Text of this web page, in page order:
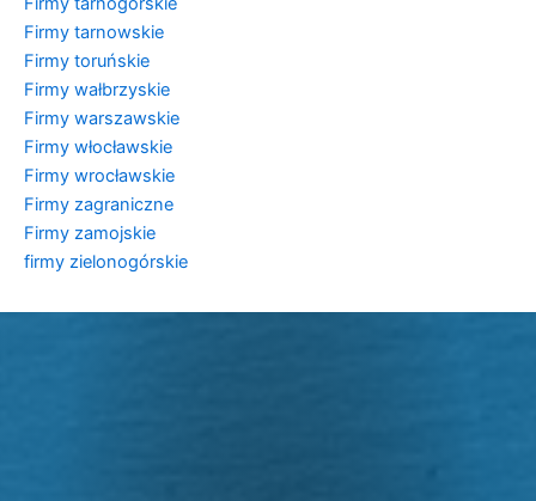
Firmy tarnowskie
Firmy toruńskie
Firmy wałbrzyskie
Firmy warszawskie
Firmy włocławskie
Firmy wrocławskie
Firmy zagraniczne
Firmy zamojskie
firmy zielonogórskie